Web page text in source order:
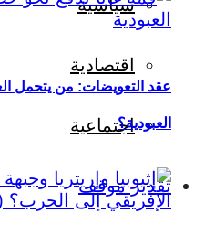
سياسية
اقتصادية
اجتماعية
تقدير موقف
عقد التعويضات: من يتحمل
العبودية؟